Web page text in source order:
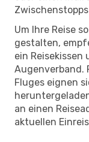
Um Ihre Reise
gestalten,
ein
Augenverband.
Fluges eignen
an einen
aktuellen